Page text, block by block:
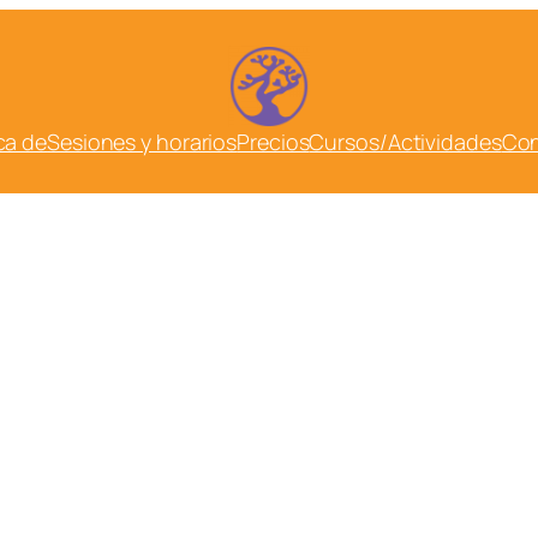
deSesiones y horariosPreciosCursos/Actividades